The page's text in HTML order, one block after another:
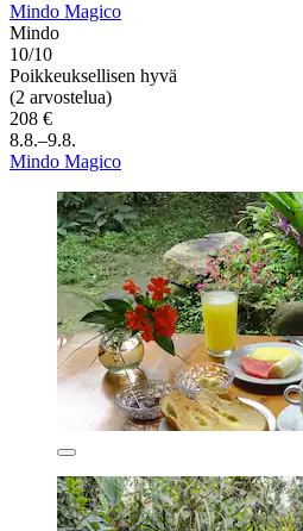
Mindo Magico
Mindo
10/10
Poikkeuksellisen hyvä
(2 arvostelua)
208 €
8.8.–9.8.
Mindo Magico